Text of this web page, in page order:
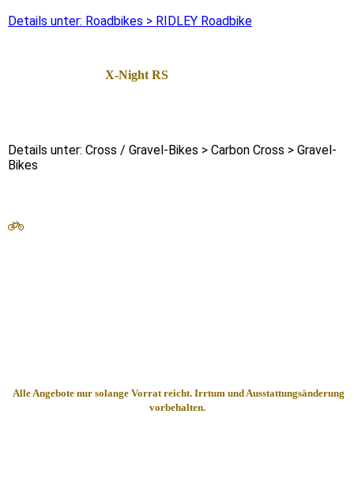
Details unter: Roadbikes > RIDLEY Roadbike
X-Night RS
Details unter: Cross / Gravel-Bikes > Carbon Cross > Gravel-
Bikes
Alle Angebote nur solange Vorrat reicht. Irrtum und Ausstattungsänderung
vorbehalten.